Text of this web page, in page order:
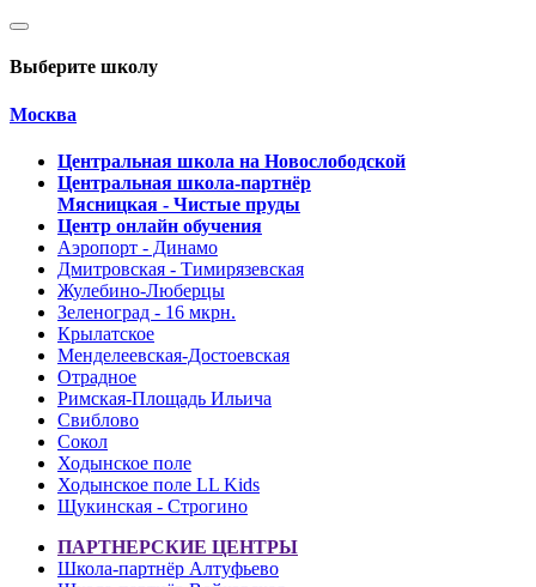
Выберите школу
Москва
Центральная школа на Новослободской
Центральная школа-партнёр
Мясницкая - Чистые пруды
Центр онлайн обучения
Аэропорт - Динамо
Дмитровская - Тимирязевская
Жулебино-Люберцы
Зеленоград - 16 мкрн.
Крылатское
Менделеевская-Достоевская
Отрадное
Римская-Площадь Ильича
Свиблово
Сокол
Ходынское поле
Ходынское поле LL Kids
Щукинская - Строгино
ПАРТНЕРСКИЕ ЦЕНТРЫ
Школа-партнёр Алтуфьево